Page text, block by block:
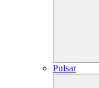
Pulsar